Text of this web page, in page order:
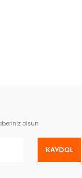
olsun
KAYDOL